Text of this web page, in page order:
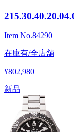
Item No.84290
在庫有/全店舗
¥802,980
新品